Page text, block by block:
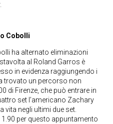
Cobolli
ha alternato eliminazioni
al Roland Garros è
in evidenza raggiungendo i
trovato un percorso non
di Firenze, che può entrare in
set l’americano Zachary
vita negli ultimi due set.
1.90 per questo appuntamento